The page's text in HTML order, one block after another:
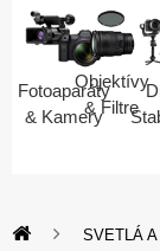
Fotoaparáty
& Kamery
Objektívy
& Filtre
SVETLÁ